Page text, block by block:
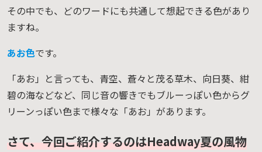
その中でも、どのワードにも共通して想起できる色があり
ますね。
あお色です。
「あお」と言っても、青空、蒼々と茂る草木、向日葵、紺
碧の海などなど、同じ音の響きでもブルーっぽい色からグ
リーンっぽい色まで様々な「あお」があります。
さて、今回ご紹介するのはHeadway夏の風物